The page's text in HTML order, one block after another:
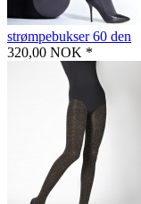
strømpebukser 60 den
320,00 NOK *